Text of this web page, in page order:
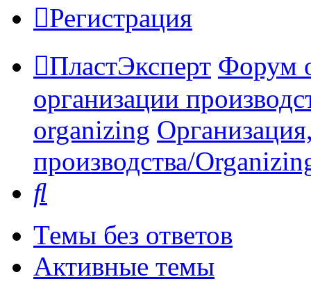
Регистрация
ПластЭксперт Форум
организации
organizing
производства/
Темы без ответов
Активные темы